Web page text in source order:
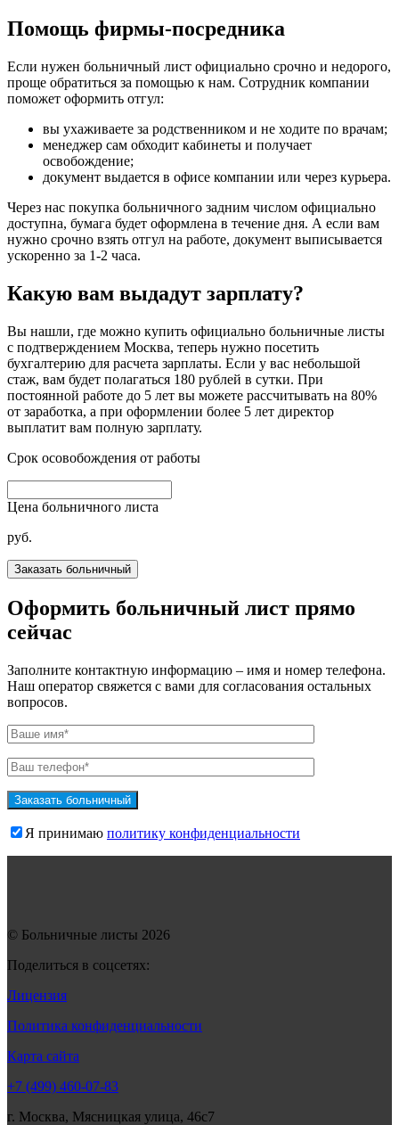
Помощь фирмы-посредника
Если нужен больничный лист официально срочно и недорого,
проще обратиться за помощью к нам. Сотрудник компании
поможет оформить отгул:
вы ухаживаете за родственником и не ходите по врачам;
менеджер сам обходит кабинеты и получает
освобождение;
документ выдается в офисе компании или через курьера.
Через нас покупка больничного задним числом официально
доступна, бумага будет оформлена в течение дня. А если вам
нужно срочно взять отгул на работе, документ выписывается
ускоренно за 1-2 часа.
Какую вам выдадут зарплату?
Вы нашли, где можно купить официально больничные листы
с подтверждением Москва, теперь нужно посетить
бухгалтерию для расчета зарплаты. Если у вас небольшой
стаж, вам будет полагаться 180 рублей в сутки. При
постоянной работе до 5 лет вы можете рассчитывать на 80%
от заработка, а при оформлении более 5 лет директор
выплатит вам полную зарплату.
Срок осовобождения от работы
Цена больничного листа
руб.
Оформить больничный лист прямо
сейчас
Заполните контактную информацию – имя и номер телефона.
Наш оператор свяжется с вами для согласования остальных
вопросов.
Я принимаю политику конфиденциальности
© Больничные листы 2026
Поделиться в соцсетях:
Лицензия
Политика конфиденциальности
Карта сайта
+7 (499) 460-07-83
г. Москва, Мясницкая улица, 46с7